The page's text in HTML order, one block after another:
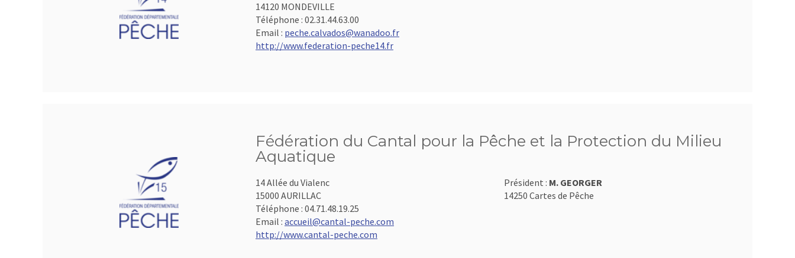
14120 MONDEVILLE
Téléphone : 02.31.44.63.00
Email : peche.calvados@wanadoo.fr
http://www.federation-peche14.fr
Fédération du Cantal pour la Pêche et la Protection du Milieu
Aquatique
14 Allée du Vialenc
15000 AURILLAC
Téléphone : 04.71.48.19.25
Email : accueil@cantal-peche.com
http://www.cantal-peche.com
Président : M. GEORGER
14250 Cartes de Pêche